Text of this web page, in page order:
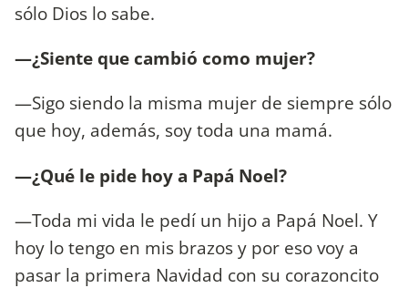
sólo Dios lo sabe.
—¿Siente que cambió como mujer?
—Sigo siendo la misma mujer de siempre sólo
que hoy, además, soy toda una mamá.
—¿Qué le pide hoy a Papá Noel?
—Toda mi vida le pedí un hijo a Papá Noel. Y
hoy lo tengo en mis brazos y por eso voy a
pasar la primera Navidad con su corazoncito